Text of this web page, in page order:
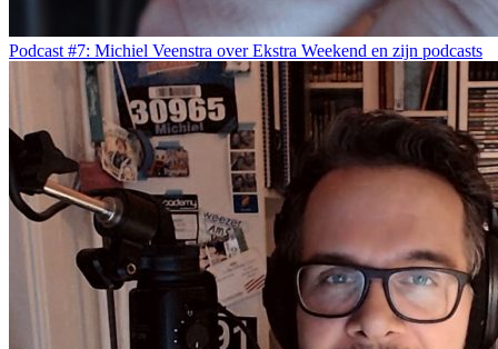
Podcast #7: Michiel Veenstra over Ekstra Weekend en zijn podcasts